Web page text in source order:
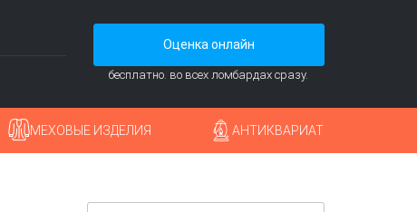
Оценка онлайн
бесплатно. во всех ломбардах сразу.
МЕХОВЫЕ ИЗДЕЛИЯ АНТИКВАРИАТ